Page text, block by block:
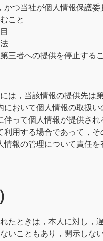
つ当社が個人情報保護委
こと
三者への提供を停止する
は，当該情報の提供先は
おいて個人情報の取扱
って個人情報が提供され
用する場合であって，
報の管理について責任
たときは，本人に対し
いこともあり，開示し